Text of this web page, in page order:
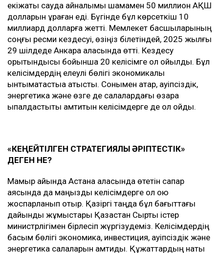
екіжақты сауда айналымы шамамен 50 миллион АҚШ
долларын құраған еді. Бүгінде бұл көрсеткіш 10
миллиард долларға жетті. Мемлекет басшыларының
соңғы ресми кездесуі, өзіңіз білетіндей, 2025 жылғы
29 шілдеде Анкара қаласында өтті. Кездесу
қорытындысы бойынша 20 келісімге қол қойылды. Бұл
келісімдердің елеулі бөлігі экономикалық
ынтымақтастыққа қатысты. Сонымен қатар, қауіпсіздік,
энергетика және өзге де салалардағы өзара
ықпалдастықты қамтитын келісімдерге де қол қойдық.
«КЕҢЕЙТІЛГЕН СТРАТЕГИЯЛЫҚ ӘРІПТЕСТІК»
ДЕГЕН НЕ?
Мамыр айында Астана қаласында өтетін сапар
аясында да маңызды келісімдерге қол қою
жоспарланып отыр. Қазіргі таңда бұл бағыттағы
дайындық жұмыстары Қазақстан Сыртқы істер
министрлігімен бірлесіп жүргізудеміз. Келісімдердің
басым бөлігі экономика, инвестиция, қауіпсіздік және
энергетика салаларын қамтиды. Құжаттардың нақты